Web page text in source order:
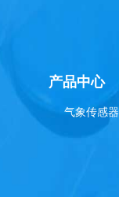
产品中心
气象传感器